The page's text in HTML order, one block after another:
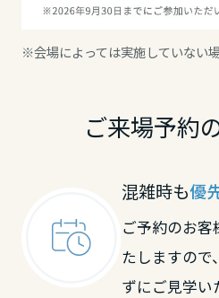
※会場によっては実施していない
ご来場予約
混雑時も優
ご予約のお客
たしますので
ずにご見学い
大分県